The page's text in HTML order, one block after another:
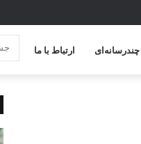
چندرسانه‌ای ارتباط با ما